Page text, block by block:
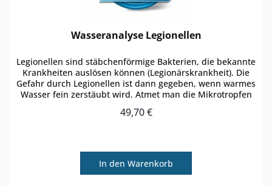
Wasseranalyse Legionellen
Legionellen sind stäbchenförmige Bakterien, die bekannte
Krankheiten auslösen können (Legionärskrankheit). Die
Gefahr durch Legionellen ist dann gegeben, wenn warmes
Wasser fein zerstäubt wird. Atmet man die Mikrotropfen
49,70 €
In den Warenkorb